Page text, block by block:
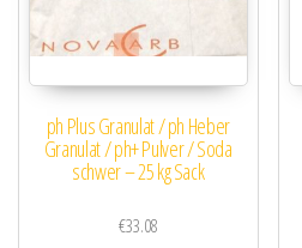
ph Plus Granulat / ph Heber
Granulat / ph+ Pulver / Soda
schwer – 25 kg Sack
€33.08